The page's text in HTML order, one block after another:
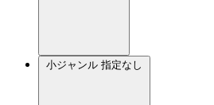
小ジャンル 指定なし